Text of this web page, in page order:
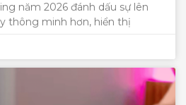
năm 2026 đánh dấu sự lên
thông minh hơn, hiển thị